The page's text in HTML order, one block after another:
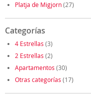
Platja de Migjorn(27)
Categorías
4 Estrellas (3)
2 Estrellas (2)
Apartamentos (30)
Otras categorías (17)